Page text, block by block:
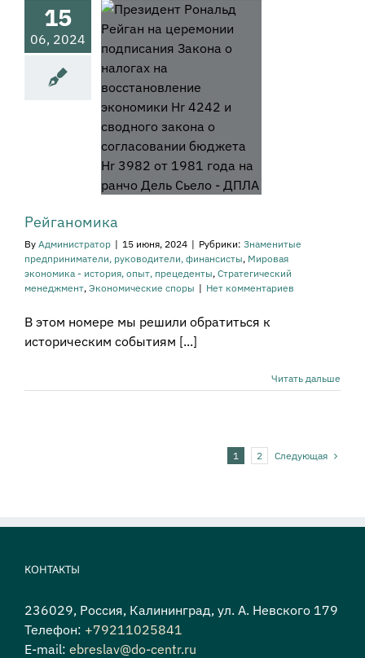
15
06, 2024
Рейганомика
By Администратор | 15 июня, 2024 | Рубрики: Знаменитые
предприниматели, руководители, финансисты, Мировая
экономика - история, опыт, прецеденты, Стратегический
менеджмент, Экономические споры | Нет комментариев
В этом номере мы решили обратиться к
историческим событиям [...]
Читать дальше
1 2 Следующая
КОНТАКТЫ
236029, Россия, Калининград, ул. А. Невского 179
Телефон: +79211025841
E-mail: ebreslav@do-centr.ru